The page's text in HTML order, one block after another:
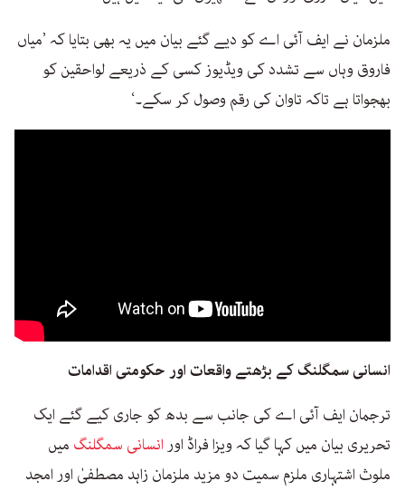
ملزمان نے ایف آئی اے کو دیے گئے بیان میں یہ بھی بتایا کہ ’میاں
فاروق وہاں سے تشدد کی ویڈیوز کسی کے ذریعے لواحقین کو
بھجواتا ہے تاکہ تاوان کی رقم وصول کر سکے۔‘
انسانی سمگلنگ کے بڑھتے واقعات اور حکومتی اقدامات
ترجمان ایف آئی اے کی جانب سے بدھ کو جاری کیے گئے ایک
تحریری بیان میں کہا گیا کہ ویزا فراڈ اور انسانی سمگلنگ میں
ملوث اشتہاری ملزم سمیت دو مزید ملزمان زاہد مصطفیٰ اور امجد